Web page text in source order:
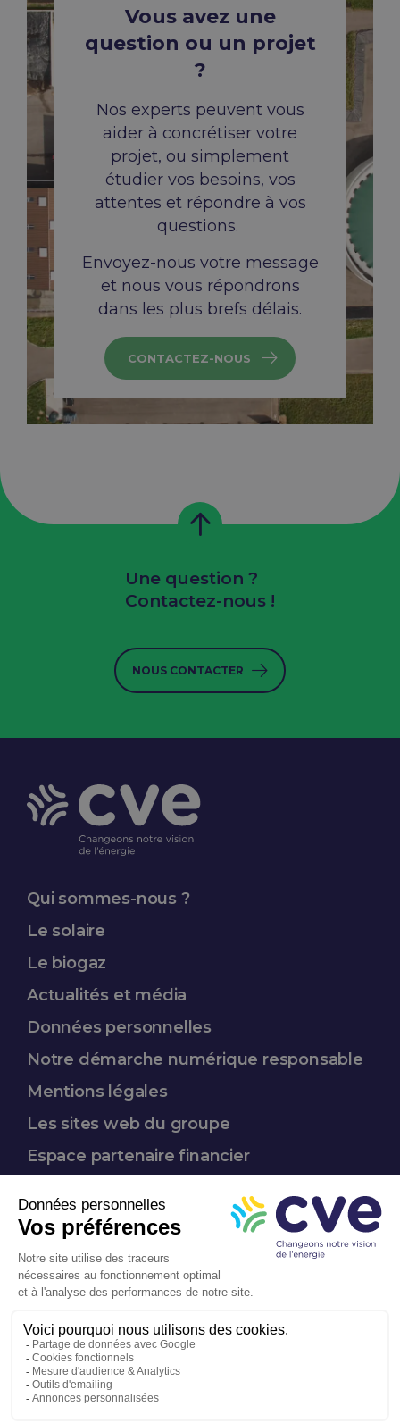
Vous avez une
question ou un projet
?
Nos experts peuvent vous
aider à concrétiser votre
projet, ou simplement
étudier vos besoins, vos
attentes et répondre à vos
questions.
Envoyez-nous votre message
et nous vous répondrons
dans les plus brefs délais.
CONTACTEZ-NOUS
Qui sommes-nous ?
Le solaire
Le biogaz
Actualités et média
Données personnelles
Notre démarche numérique responsable
Mentions légales
Les sites web du groupe
Espace partenairefinancier
Une question ?
Contactez-nous !
NOUS CONTACTER
Entrepriseà mission